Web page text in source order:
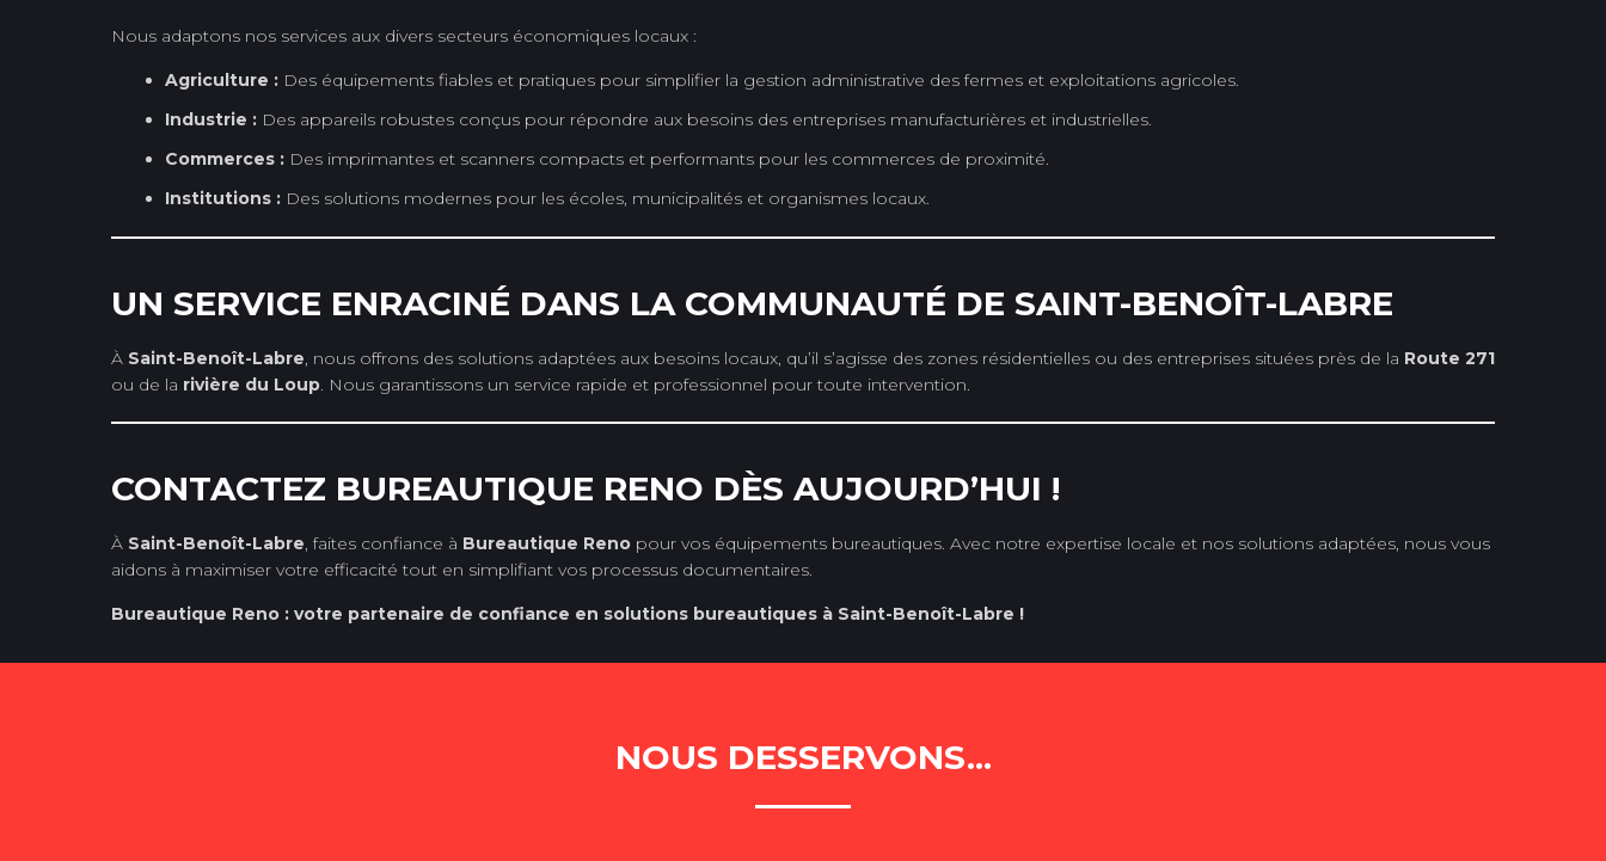
Nous adaptons nos services aux divers secteurs économiques locaux :
Agriculture : Des équipements fiables et pratiques pour simplifier la gestion administrative des fermes et exploitations agricoles.
Industrie : Des appareils robustes conçus pour répondre aux besoins des entreprises manufacturières et industrielles.
Commerces : Des imprimantes et scanners compacts et performants pour les commerces de proximité.
Institutions : Des solutions modernes pour les écoles, municipalités et organismes locaux.
UN SERVICE ENRACINÉ DANS LA COMMUNAUTÉ DE SAINT-BENOÎT-LABRE
À Saint-Benoît-Labre, nous offrons des solutions adaptées aux besoins locaux, qu’il s’agisse des zones résidentielles ou des entreprises situées près de la Route 271
ou de la rivière du Loup. Nous garantissons un service rapide et professionnel pour toute intervention.
CONTACTEZ BUREAUTIQUE RENO DÈS AUJOURD’HUI !
À Saint-Benoît-Labre, faites confiance à Bureautique Reno pour vos équipements bureautiques. Avec notre expertise locale et nos solutions adaptées, nous vous
aidons à maximiser votre efficacité tout en simplifiant vos processus documentaires.
Bureautique Reno : votre partenaire de confiance en solutions bureautiques à Saint-Benoît-Labre !
NOUS DESSERVONS...